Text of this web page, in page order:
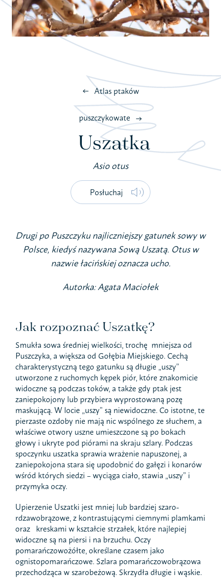
Atlas ptaków
puszczykowate
Uszatka
Asio otus
Posłuchaj
Drugi po Puszczyku najliczniejszy gatunek sowy w
Polsce, kiedyś nazywana Sową Uszatą. Otusw
nazwie łacińskiej oznacza ucho.
Autorka: Agata Maciołek
Jak rozpoznać Uszatkę?
Smukła sowa średniej wielkości, trochę mniejsza od
Puszczyka, a większa od Gołębia Miejskiego. Cechą
charakterystyczną tego gatunku są długie „uszy”
utworzone z ruchomych kępek piór, które znakomicie
widoczne są podczas toków, a także gdy ptak jest
zaniepokojony lub przybiera wyprostowaną pozę
maskującą. W locie „uszy” są niewidoczne. Co istotne, te
pierzaste ozdoby nie mają nic wspólnego ze słuchem, a
właściwe otwory uszne umieszczone są po bokach
głowy i ukryte pod piórami na skraju szlary. Podczas
spoczynku uszatka sprawia wrażenie napuszonej, a
zaniepokojona stara się upodobnić do gałęzi i konarów
wśród których siedzi – wyciąga ciało, stawia „uszy” i
przymyka oczy.
Upierzenie Uszatki jest mniej lub bardziej szaro-
rdzawobrązowe, z kontrastującymi ciemnymi plamkami
oraz kreskami w kształcie strzałek, które najlepiej
widoczne są na piersi i na brzuchu. Oczy
pomarańczowożółte, określane czasem jako
ognistopomarańczowe. Szlara pomarańczowobrązowa
przechodząca w szarobeżową. Skrzydła długie i wąskie.